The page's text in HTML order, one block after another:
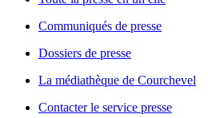
Communiqués de presse
Dossiers de presse
La médiathèque de Courchevel
Contacter le service presse